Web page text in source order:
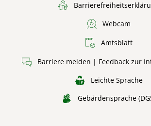
Webcam
Amtsblatt
Barriere melden | Feedback zur
Leichte Sprache
Gebärdensprache